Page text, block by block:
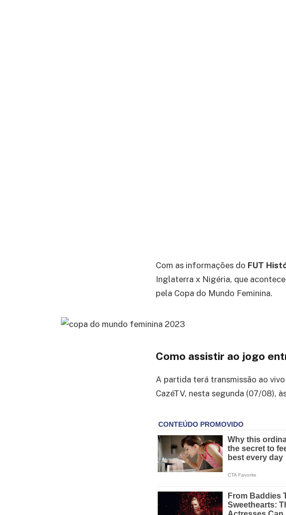
Com as informações do FUT
Inglaterra x Nigéria, que
pela Copa do Mundo Feminina.
Como assistir ao jogo
A partida terá transmissão ao
CazéTV, nesta segunda (07/08),